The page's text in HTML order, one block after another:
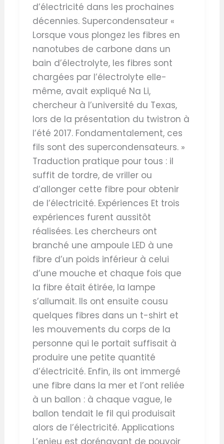
d’électricité dans les prochaines
décennies. Supercondensateur «
Lorsque vous plongez les fibres en
nanotubes de carbone dans un
bain d’électrolyte, les fibres sont
chargées par l’électrolyte elle-
même, avait expliqué Na Li,
chercheur à l’université du Texas,
lors de la présentation du twistron à
l’été 2017. Fondamentalement, ces
fils sont des supercondensateurs. »
Traduction pratique pour tous : il
suffit de tordre, de vriller ou
d’allonger cette fibre pour obtenir
de l’électricité. Expériences Et trois
expériences furent aussitôt
réalisées. Les chercheurs ont
branché une ampoule LED à une
fibre d’un poids inférieur à celui
d’une mouche et chaque fois que
la fibre était étirée, la lampe
s’allumait. Ils ont ensuite cousu
quelques fibres dans un t-shirt et
les mouvements du corps de la
personne qui le portait suffisait à
produire une petite quantité
d’électricité. Enfin, ils ont immergé
une fibre dans la mer et l’ont reliée
à un ballon : à chaque vague, le
ballon tendait le fil qui produisait
alors de l’électricité. Applications
L’enjeu est dorénavant de pouvoir